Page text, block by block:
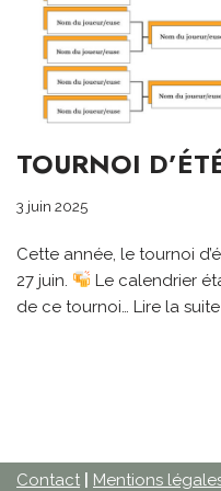
TOURNOI
3 juin 2025
Cette année, le tournoi
27 juin.
Le calendrier
de ce tournoi… Lire la
Contact Mentions